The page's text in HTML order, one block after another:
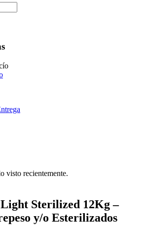
visto recientemente.
Sterilized 12Kg –
y/o Esterilizados